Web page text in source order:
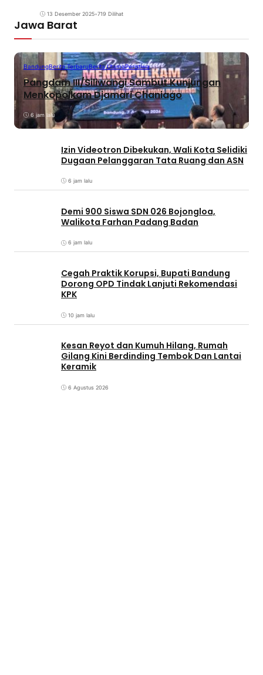
13 Desember 2025•719 Dilihat
Jawa Barat
BandungBerita TerbaruBerita UtamaPeristiwa
Pangdam III/Siliwangi Sambut Kunjungan
Menkopolkam Djamari Chaniago
6 jam lalu
Izin Videotron Dibekukan, Wali Kota Selidiki
Dugaan Pelanggaran Tata Ruang dan ASN
6 jam lalu
Demi 900 Siswa SDN 026 Bojongloa,
Walikota Farhan Padang Badan
6 jam lalu
Cegah Praktik Korupsi, Bupati Bandung
Dorong OPD Tindak Lanjuti Rekomendasi
KPK
10 jam lalu
Kesan Reyot dan Kumuh Hilang, Rumah
Gilang Kini Berdinding Tembok Dan Lantai
Keramik
6 Agustus 2026